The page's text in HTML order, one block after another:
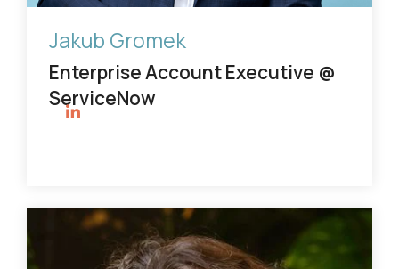
Jakub Gromek
Enterprise Account Executive @
ServiceNow